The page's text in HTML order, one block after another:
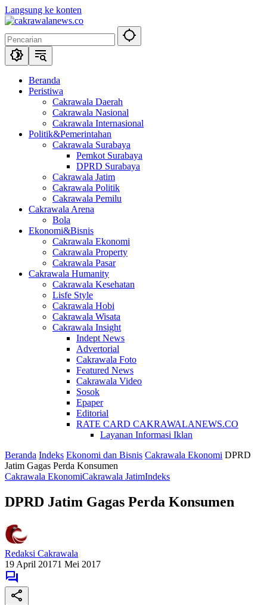
Langsung ke konten
Beranda
Peristiwa
Cakrawala Daerah
Cakrawala Nasional
Cakrawala Internasional
Politik&Pemerintahan
Cakrawala Surabaya
Pemkot Surabaya
DPRD Surabaya
Cakrawala Jatim
Cakrawala Politik
Cakrawala Pemilu
Cakrawala Arena
Bola
Ekonomi&Bisnis
Cakrawala Ekonomi
Cakrawala Property
Cakrawala Pasar
Cakrawala Humanity
Cakrawala Kesehatan
Lisfe Style
Cakrawala Hobi
Cakrawala Wisata
Cakrawala Insight
Indept News
Advertorial
Cakrawala Foto
Featured News
Cakrawala Video
Sosok
Epaper
Editorial
RATE CARD CAKRAWALANEWS.CO
Layanan Informasi Iklan
Beranda Indeks Ekonomi dan Bisnis Cakrawala Ekonomi DPRD
Jatim Gagas Perda Konsumen
Cakrawala EkonomiCakrawala JatimIndeks
DPRD Jatim Gagas Perda Konsumen
Redaksi Cakrawala
19 April 20171 Mei 2017